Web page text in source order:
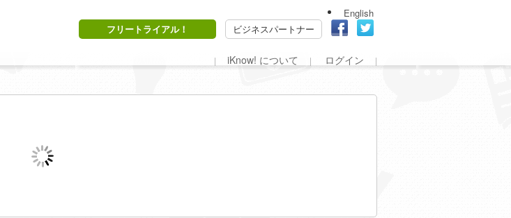
English
フリートライアル！
ビジネスパートナー
iKnow! について ログイン